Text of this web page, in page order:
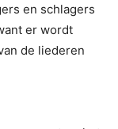
en schlagers
er wordt
de liederen